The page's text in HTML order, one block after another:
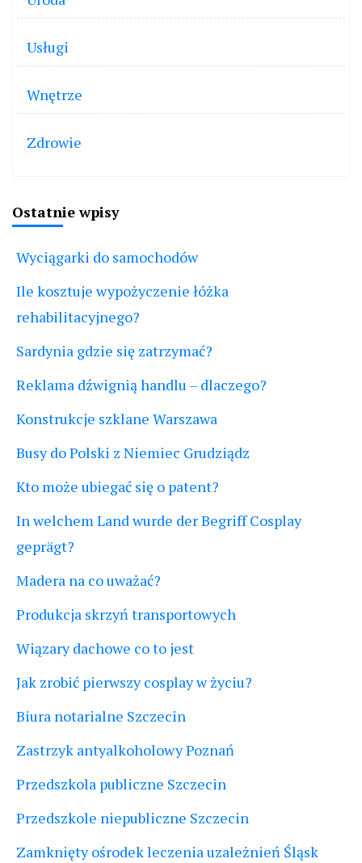
Usługi
Wnętrze
Zdrowie
Ostatnie wpisy
Wyciągarki do samochodów
Ile kosztuje wypożyczenie łóżka
rehabilitacyjnego?
Sardynia gdzie się zatrzymać?
Reklama dźwignią handlu – dlaczego?
Konstrukcje szklane Warszawa
Busy do Polski z Niemiec Grudziądz
Kto może ubiegać się o patent?
In welchem Land wurde der Begriff Cosplay
geprägt?
Madera na co uważać?
Produkcja skrzyń transportowych
Wiązary dachowe co to jest
Jak zrobić pierwszy cosplay w życiu?
Biura notarialne Szczecin
Zastrzyk antyalkoholowy Poznań
Przedszkola publiczne Szczecin
Przedszkole niepubliczne Szczecin
Zamknięty ośrodek leczenia uzależnień Śląsk